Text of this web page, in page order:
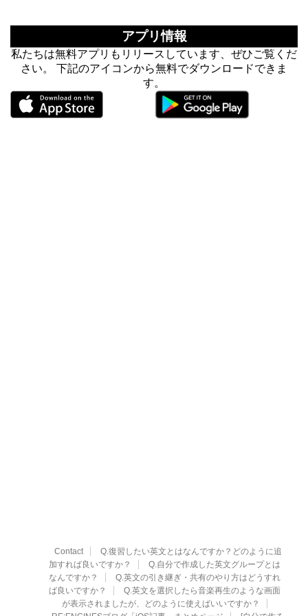
アプリ情報
私たちは無料アプリもリリースしています、ぜひご覧くだ
さい。 下記のアイコンから無料でダウンロードできま
す。
Contact
Q.復習したい英文とはなんですか？どのように追
加すれば良いですか？
Q.自分で作成した英文グループとは
なんですか？
Q.英文の引き継ぎ・共有のやり方はどうすれ
ば良いですか？
Q.英文を選択したら音楽再生のような画面
が表示されましたが、どのように使えばいいですか？